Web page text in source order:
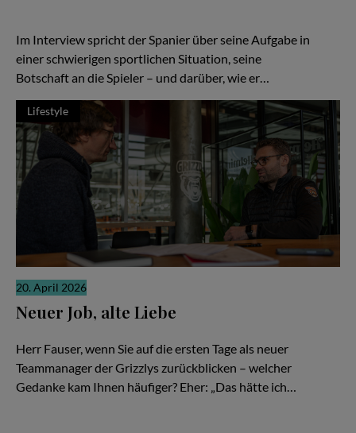
Im Interview spricht der Spanier über seine Aufgabe in
einer schwierigen sportlichen Situation, seine
Botschaft an die Spieler – und darüber, wie er…
Lifestyle
20. April 2026
Neuer Job, alte Liebe
Herr Fauser, wenn Sie auf die ersten Tage als neuer
Teammanager der Grizzlys zurückblicken – welcher
Gedanke kam Ihnen häufiger? Eher: „Das hätte ich…